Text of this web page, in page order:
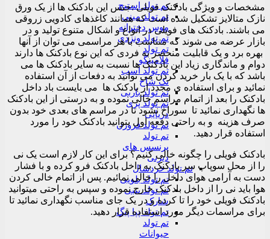
تم تولد استیچ
تم تولد مینی
موس دخترانه
تم تولد ونزدی
تم تولد
فلامینگو
تم تولد اسب
تک شاخ
تم تولد باربی
تم تولد پری
دریایی
تم تولد فروزن
تم تولد
پرنسس های
دیزنی
تم تولد خردسال
تم تولد بلویی
تم تولد بیبی
شارک
تم تولد پپا پیگ
تم تولد
حیوانات
مشخصات و ویژگی بادکنک فویلی :جنس این بادکنک ها از یک ورق
نازک متالایز تشکیل شده است که همانند کاغذهای کادویی زروقی
می باشند. بادکنک های فویلی در انواع و اشکال متنوع تولید و در
بازار عرضه می شوند که متناسب با هر مراسمی می توان از آنها
بهره برد و یک قابلیت منحصر به فردی که این نوع بادکنک ها دارند
دوام و ماندگاری زیاد این بادکنک ها نسبت به سایر بادکنک ها می
باشد که با یک بار خرید کردن می توانید به دفعات از آن استفاده
نمائید و برای استفاده ی مجدد از بادکنک ها می بایست باد داخل
بادکنک را بعد از اتمام مراسم خالی نموده و به درستی از این بادکنک
ها نگهداری نمائید تا سوراخ نشود تا در مراسم های بعدی خود بدون
صرف هزینه و به راحتی دفعه اول بتوانید بادکنک خود را مورد
استفاده قرار دهید.
بادکنک فویلی را چگونه خالی کنیم؟ برای این کار لازم است یک نی
را از محل سوپاپ سر بادکنک به داخل بادکنک فرو کرده و با فشار
دست به آرامی هوای داخل را خالی نمائیم. پس از اتمام خالی کردن
هوا باید نی را از داخل بادکنک خارج نموده و سپس به راحتی میتوانید
بادکنک فویلی خود را تا کرده و در یک جای مناسب نگهداری نمائید تا
برای مراسمات دیگر مورد استفاده قرار دهید.